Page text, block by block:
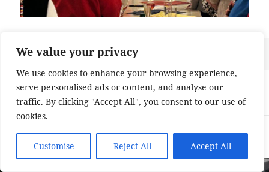
We value your privacy
We use cookies to enhance your browsing experience,
serve personalised ads or content, and analyse our
traffic. By clicking "Accept All", you consent to our use of
cookies.
Customise Reject All Accept All
Veröffentlicht
14. November 2024 Originalgröße
1600 × 1200
Beitragsnavigation
VERÖFFENTLICHT IN
241111 Närrisches Grundgesetz
Impressum und Datenschutzerklärung
Stolz präsentiert von
WordPress